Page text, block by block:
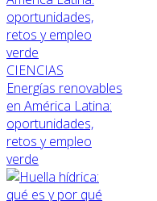
CIENCIAS
Energías renovables
en América Latina:
oportunidades,
retos y empleo
verde